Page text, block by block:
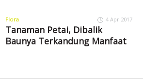
Flora 4 Apr 2017
Tanaman Petai, Dibalik
Baunya Terkandung Manfaat